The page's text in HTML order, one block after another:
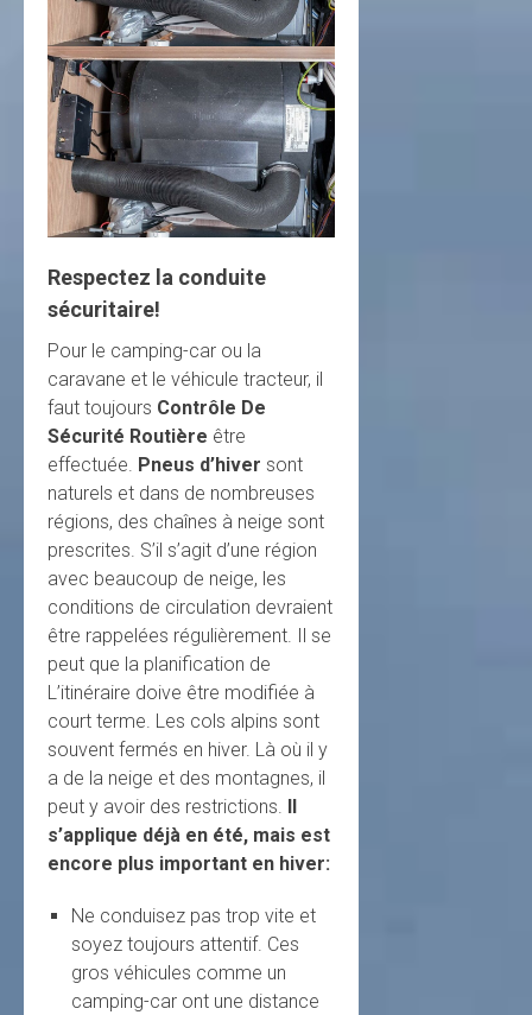
Respectez la conduite
sécuritaire!
Pour le camping-car ou la
caravane et le véhicule tracteur, il
faut toujours Contrôle De
Sécurité Routière être
effectuée. Pneus d’hiver sont
naturels et dans de nombreuses
régions, des chaînes à neige sont
prescrites. S’il s’agit d’une région
avec beaucoup de neige, les
conditions de circulation devraient
être rappelées régulièrement. Il se
peut que la planification de
L’itinéraire doive être modifiée à
court terme. Les cols alpins sont
souvent fermés en hiver. Là où il y
a de la neige et des montagnes, il
peut y avoir des restrictions.
s’applique déjà en été, mais est
encore plus important en hiver:
Ne conduisez pas trop vite et
soyez toujours attentif. Ces
gros véhicules comme un
camping-car ont une distance